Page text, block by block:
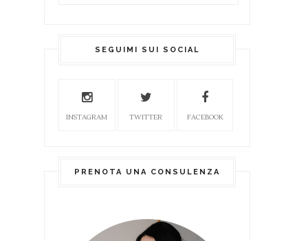
SEGUIMI SUI SOCIAL
INSTAGRAM TWITTER FACEBOOK
PRENOTA UNA CONSULENZA